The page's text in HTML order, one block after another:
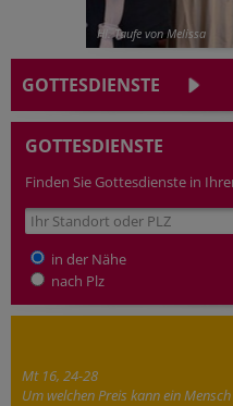
Hl. Taufe von Melissa
GOTTESDIENSTE
GOTTESDIENSTE
Finden Sie Gottesdienste in
in der Nähe
nach Plz
Mt 16, 24-28
Um welchen Preis kann ein